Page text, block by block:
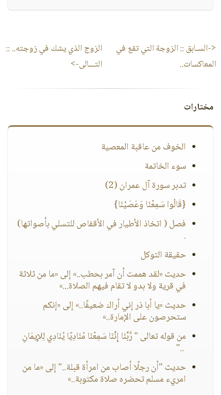
<-السـابق ::الزوجة التي تقع في
المعاكسات..
الزوج الذي يشك في زوجته.. ::
التـــالى->
مختارات
الخوف من عاقبة المعصية
سوء الخاتمة
تدبر سورة آل عمران (2)
{قَالُوا سَمِعْنَا وَعَصَيْنَا}
فصل ( اتخاذ الأطيار في الأقفاص للتسلي بأصواتها)
.
حقيقة التوكل
حديث «لقد هممت أن آمر بحطب..» إلى «ما من ثلاثة
في قرية ولا بدو لا تقام فيهم الصلاة...»
حديث «يا أبا ذر إني أراك ضعيفًا..» إلى «إنكم
ستحرصون على الإمارة..»
.. ‎‏"‏
حديث "أن رجلًا أصاب من امرأة قبلة.." إلى «ما من
امريء مسلم تحضره صلاة مكتوبة..»